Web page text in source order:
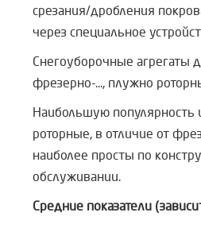
срезания/дробления
через специальное
Снегоуборочные агрегаты
фрезерно-..., плужно
Наибольшую
роторные, в отличие от
наиболее просты по
обслуживании.
Средние показатели